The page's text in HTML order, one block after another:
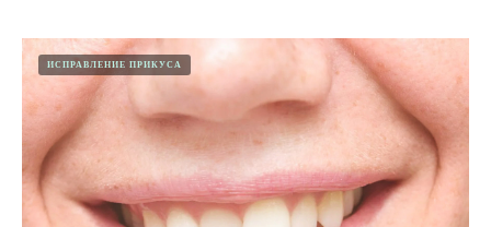
ИСПРАВЛЕНИЕ ПРИКУСА